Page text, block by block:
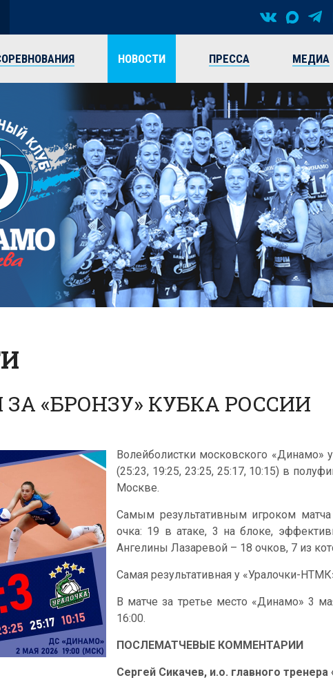
НОВОСТИ ПРЕССА МЕДИА
«БРОНЗУ» КУБКА РОССИИ
Волейболистки московского «Динамо»
(25:23, 19:25, 23:25, 25:17, 10:15) в
Москве.
Самым результативным игроком матча
очка: 19 в атаке, 3 на блоке,
Ангелины Лазаревой – 18 очков, 7 из
Самая результативная у «Уралочки-
В матче за третье место «Динамо» 3
16:00.
ПОСЛЕМАТЧЕВЫЕ КОММЕНТАРИИ
Сергей Сикачев, и.о. главного